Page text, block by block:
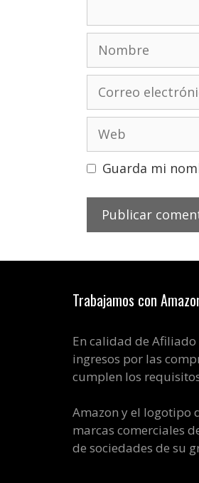
Nombre
electrónico
Guarda mi
Trabajamos con
En calidad de
ingresos por las
cumplen los
Amazon y el logotipo
marcas comerciales
de sociedades de su